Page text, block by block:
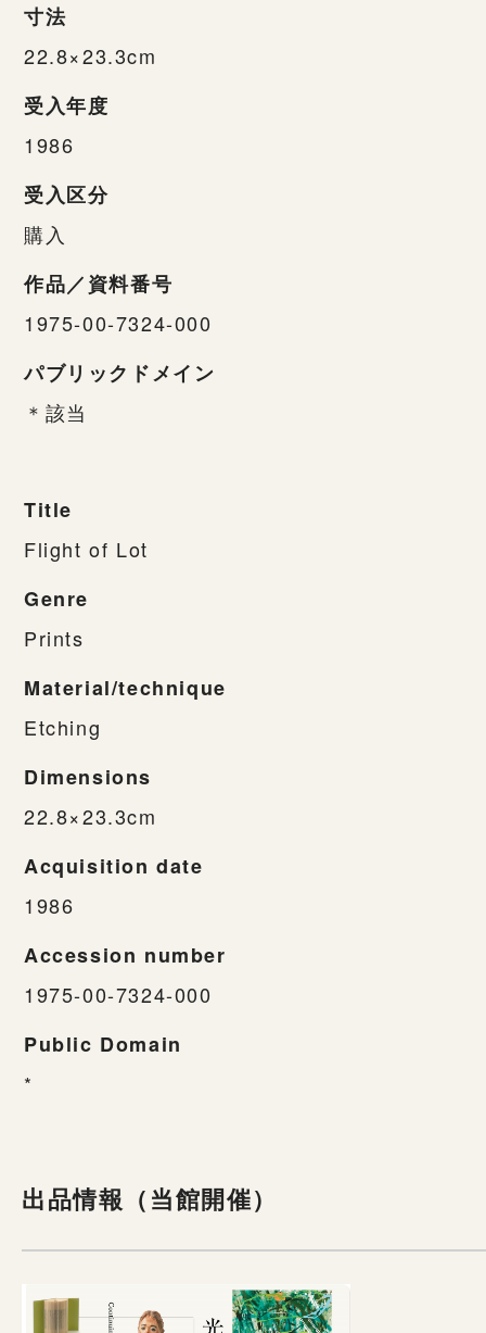
寸法
22.8×23.3cm
受入年度
1986
受入区分
購入
作品／資料番号
1975-00-7324-000
パブリックドメイン
＊該当
Title
Flight of Lot
Genre
Prints
Material/technique
Etching
Dimensions
22.8×23.3cm
Acquisition date
1986
Accession number
1975-00-7324-000
Public Domain
*
出品情報（当館開催）